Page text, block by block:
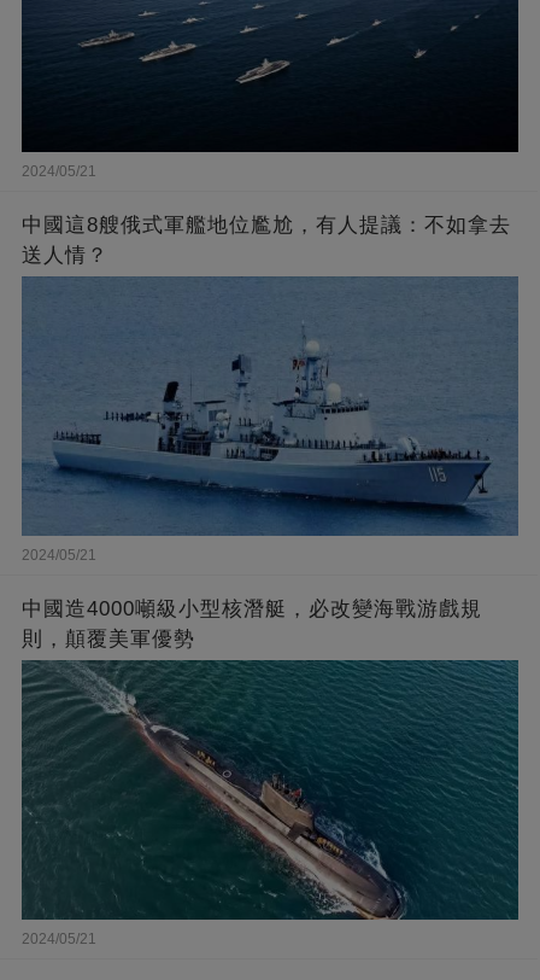
2024/05/21
中國這8艘俄式軍艦地位尷尬，有人提議：不如拿去
送人情？
2024/05/21
中國造4000噸級小型核潛艇，必改變海戰游戲規
則，顛覆美軍優勢
2024/05/21